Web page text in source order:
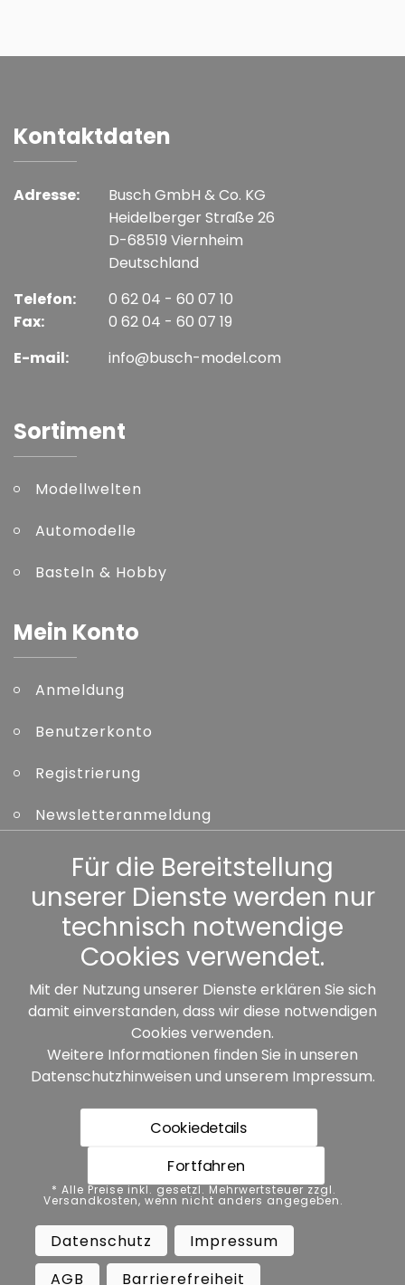
Kontaktdaten
Adresse:
Busch GmbH & Co. KG
Heidelberger Straße 26
D-68519 Viernheim
Deutschland
Telefon:
Fax:
0 62 04 - 60 07 10
0 62 04 - 60 07 19
E-mail:
info@busch-model.com
Sortiment
Modellwelten
Automodelle
Basteln & Hobby
Mein Konto
Anmeldung
Benutzerkonto
Registrierung
Newsletteranmeldung
Kennwort vergessen
Sonstiges
Unsere Partner:
* Alle Preise inkl. gesetzl. Mehrwertsteuer zzgl.
Versandkosten, wenn nicht anders angegeben.
Datenschutz Impressum
Barrierefreiheit
Vertrag widerrufen
Für die Bereitstellung
unserer Dienste werden nur
technisch notwendige
Cookies verwendet.
Mit der Nutzung unserer Dienste erklären Sie sich
damit einverstanden, dass wir diese notwendigen
Cookies verwenden.
Weitere Informationen finden Sie in unseren
Datenschutzhinweisen und unserem Impressum.
Cookiedetails
Fortfahren
* Alle Preise inkl. gesetzl. Mehrwertsteuer zzgl.
Versandkosten, wenn nicht anders angegeben.
Datenschutz
Impressum
AGB
Barrierefreiheit